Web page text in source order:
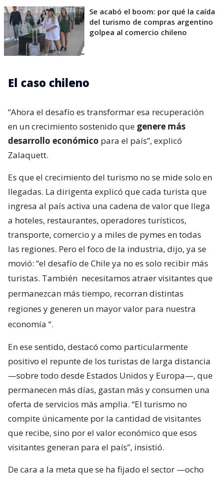
Se acabó el boom: por qué la caída
del turismo de compras argentino
golpea al comercio chileno
El caso chileno
“Ahora el desafío es transformar esa recuperación
en un crecimiento sostenido que genere más
desarrollo económico para el país”, explicó
Zalaquett.
Es que el crecimiento del turismo no se mide solo en
llegadas. La dirigenta explicó que cada turista que
ingresa al país activa una cadena de valor que llega
a hoteles, restaurantes, operadores turísticos,
transporte, comercio y a miles de pymes en todas
las regiones. Pero el foco de la industria, dijo, ya se
movió: “el desafío de Chile ya no es solo recibir más
turistas. También necesitamos atraer visitantes que
permanezcan más tiempo, recorran distintas
regiones y generen un mayor valor para nuestra
economía “.
En ese sentido, destacó como particularmente
positivo el repunte de los turistas de larga distancia
—sobre todo desde Estados Unidos y Europa—, que
permanecen más días, gastan más y consumen una
oferta de servicios más amplia. “El turismo no
compite únicamente por la cantidad de visitantes
que recibe, sino por el valor económico que esos
visitantes generan para el país”, insistió.
De cara a la meta que se ha fijado el sector —ocho